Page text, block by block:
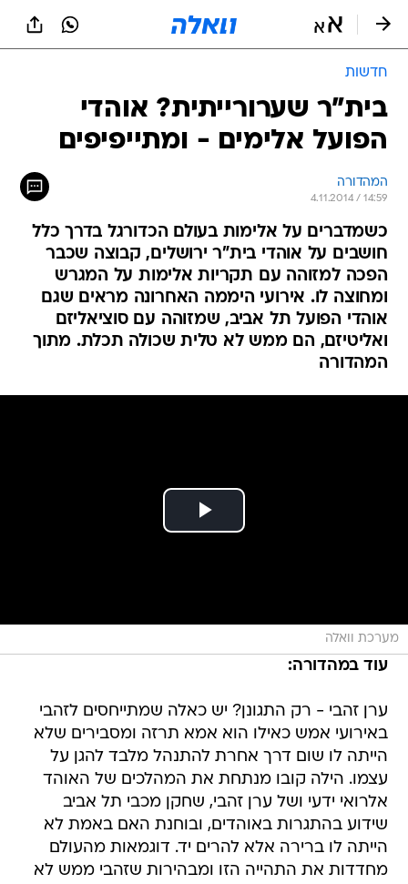
חדשות
בית"ר שערורייתית? אוהדי
הפועל אלימים - ומתייפיפים
המהדורה
4.11.2014 / 14:59
כשמדברים על אלימות בעולם הכדורגל בדרך כלל
חושבים על אוהדי בית"ר ירושלים, קבוצה שכבר
הפכה למזוהה עם תקריות אלימות על המגרש
ומחוצה לו. אירועי היממה האחרונה מראים שגם
אוהדי הפועל תל אביב, שמזוהה עם סוציאליזם
ואליטיזם, הם ממש לא טלית שכולה תכלת. מתוך
המהדורה
מערכת וואלה
עוד במהדורה:
ערן זהבי - רק התגונן? יש כאלה שמתייחסים לזהבי
באירועי אמש כאילו הוא אמא תרזה ומסבירים שלא
הייתה לו שום דרך אחרת להתנהל מלבד להגן על
עצמו. הילה קובו מנתחת את המהלכים של האוהד
אלרואי ידעי ושל ערן זהבי, שחקן מכבי תל אביב
שידוע בהתגרות באוהדים, ובוחנת האם באמת לא
הייתה לו ברירה אלא להרים יד. דוגמאות מהעולם
מחדדות את התהייה הזו ומבהירות שזהבי ממש לא